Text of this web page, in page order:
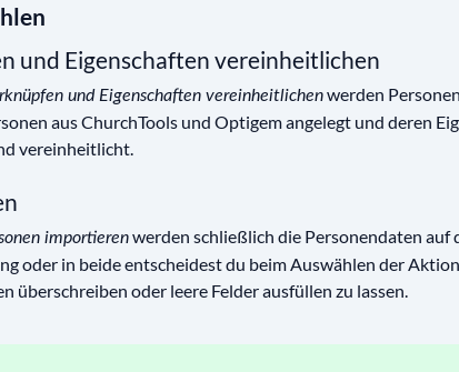
und Eigenschaften vereinheitlichen
und Eigenschaften vereinheitlichenwerden
aus ChurchTools und Optigem angelegt und deren
vereinheitlicht.
importierenwerden schließlich die Personendaten auf
oder in beide entscheidest du beim Auswählen der
überschreiben oder leere Felder ausfüllen zu lassen.